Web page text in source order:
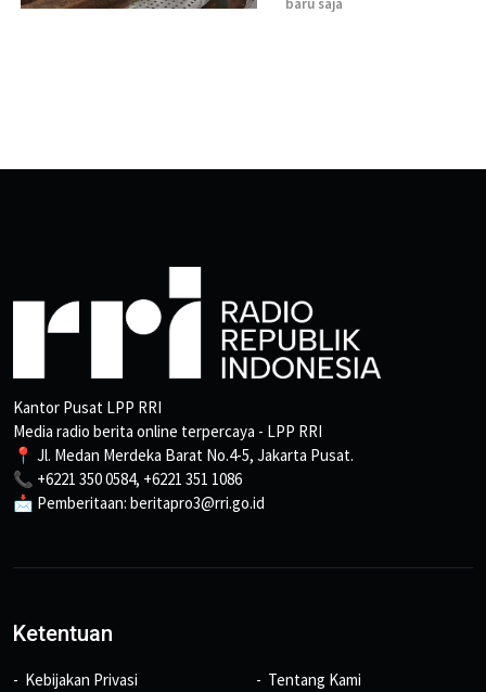
Kantor Pusat LPP RRI
Media radio berita online terpercaya - LPP RRI
📍 Jl. Medan Merdeka Barat No.4-5, Jakarta Pusat.
📞 +6221 350 0584, +6221 351 1086
📩 Pemberitaan: beritapro3@rri.go.id
Ketentuan
Kebijakan Privasi
Tentang Kami